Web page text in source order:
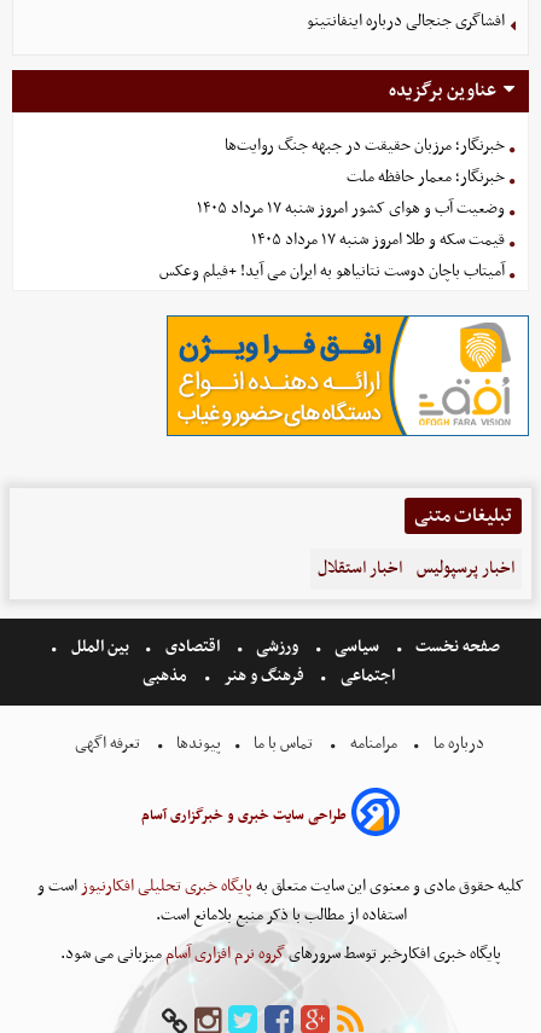
افشاگری جنجالی درباره اینفانتینو
عناوین برگزیده
خبرنگار؛ مرزبان حقیقت در جبهه جنگ روایت‌ها
خبرنگار؛ معمار حافظه ملت
وضعیت آب و هوای کشور امروز شنبه ۱۷ مرداد ۱۴۰۵
قیمت سکه و طلا امروز شنبه ۱۷ مرداد ۱۴۰۵
آمیتاب باچان دوست نتانیاهو به ایران می آید! +فیلم وعکس
تبلیغات متنی
اخبار پرسپولیس اخبار استقلال
صفحه نخست سیاسی ورزشی اقتصادی
بین الملل
اجتماعی
فرهنگ و هنر مذهبی
درباره ما مرامنامه تماس با ما پیوندها تعرفه اگهی
طراحی سایت خبری و خبرگزاری آسام
کلیه حقوق مادی و معنوی این سایت متعلق بهپایگاه خبری تحلیلی افکارنیوزاست و
استفاده از مطالب با ذکر منبع بلامانع است.
پایگاه خبری افکارخبر توسط سرورهایگروه نرم افزاری آساممیزبانی می شود.